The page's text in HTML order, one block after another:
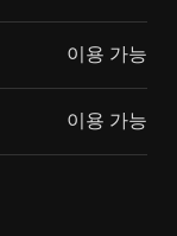
이용 가능
이용 가능